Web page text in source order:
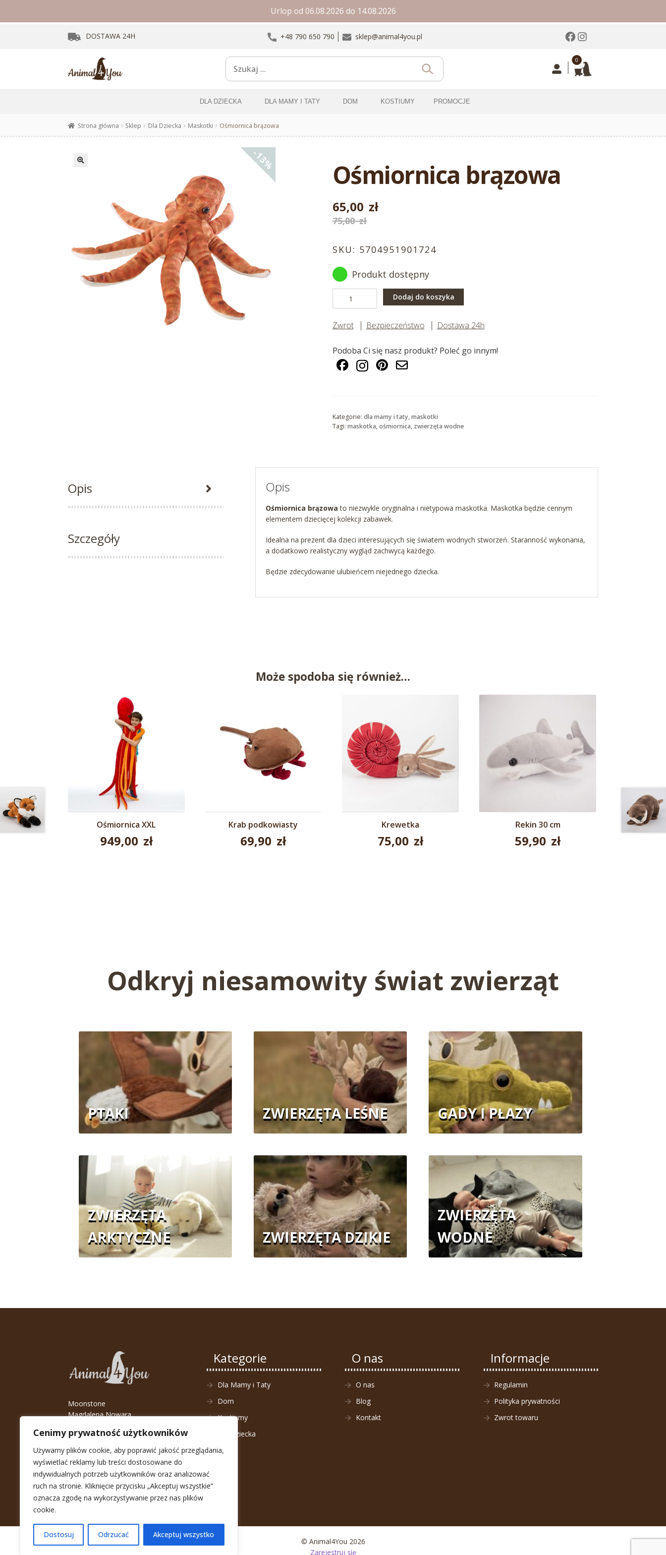
Cenimy prywatność użytkowników
Używamy plików cookie, aby poprawić jakość przeglądania,
wyświetlać reklamy lub treści dostosowane do
indywidualnych potrzeb użytkowników oraz analizować
ruch na stronie. Kliknięcie przycisku „Akceptuj wszystkie”
oznacza zgodę na wykorzystywanie przez nas plików
cookie.
Dostosuj Odrzucać Akceptuj wszystko
Urlop od 06.08.2026 do 14.08.2026
DOSTAWA 24H +48 790 650 790 sklep@animal4you.pl Facebook
Instagram
0
DLA DZIECKA DLA MAMY I TATY DOM KOSTIUMY PROMOCJE
Strona główna Sklep Dla Dziecka Maskotki Ośmiornica brązowa
-13% Ośmiornica brązowa
Pierwotna
cena
75,00 zł.
65,00 zł
Aktualna
wynosi:
65,00 zł.
75,00zł
SKU: 5704951901724
Produkt dostępny
Ośmiornica
Dodaj do koszyka
Zwrot Bezpieczeństwo Dostawa 24h
Podoba Ci się nasz produkt? Poleć go innym!
Kategorie: dla mamy i taty,maskotki
Tagi: maskotka,ośmiornica, zwierzęta wodne
Opis
Szczegóły
Opis
Ośmiornica brązowa to niezwykle oryginalna i nietypowa maskotka. Maskotka będzie cennym
elementem dziecięcej kolekcji zabawek.
Idealna na prezent dla dzieci interesujących się światem wodnych stworzeń. Staranność wykonania,
a dodatkowo realistyczny wygląd zachwycą każdego.
Będzie zdecydowanie ulubieńcem niejednego dziecka.
Może spodoba się również…
Ośmiornica XXL
949,00 zł
Krab podkowiasty
69,90 zł
Krewetka
75,00 zł
Rekin 30 cm
59,90 zł
Odkryj niesamowity świat zwierząt
PTAKI ZWIERZĘTA LEŚNE GADY I PŁAZY
ZWIERZĘTA
ARKTYCZNE
ZWIERZĘTA DZIKIE
ZWIERZĘTA
WODNE
Moonstone
Magdalena Nowara
54-152 Wrocław
NIP: 8942540657
E-mail:sklep@animal4you.pl
Telefon: +48 790 650 790
Kategorie
Dla Mamy i Taty
Dom
Kostiumy
Dla Dziecka
O nas
O nas
Blog
Kontakt
Informacje
Regulamin
Polityka prywatności
Zwrot towaru
© Animal4You 2026
Zarejestruj się